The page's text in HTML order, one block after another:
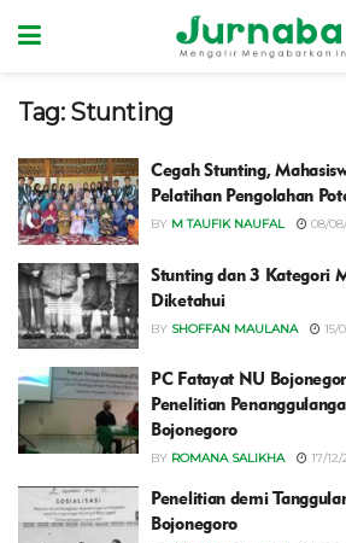
Tag: Stunting
Cegah Stunting,
Pelatihan Pengolahan
BY M TAUFIK NAUFAL 08/
Stunting dan 3 Kategori
Diketahui
BY SHOFFAN MAULANA 15/
PC Fatayat NU
Penelitian
Bojonegoro
BY ROMANA SALIKHA 17/
Penelitian demi
Bojonegoro